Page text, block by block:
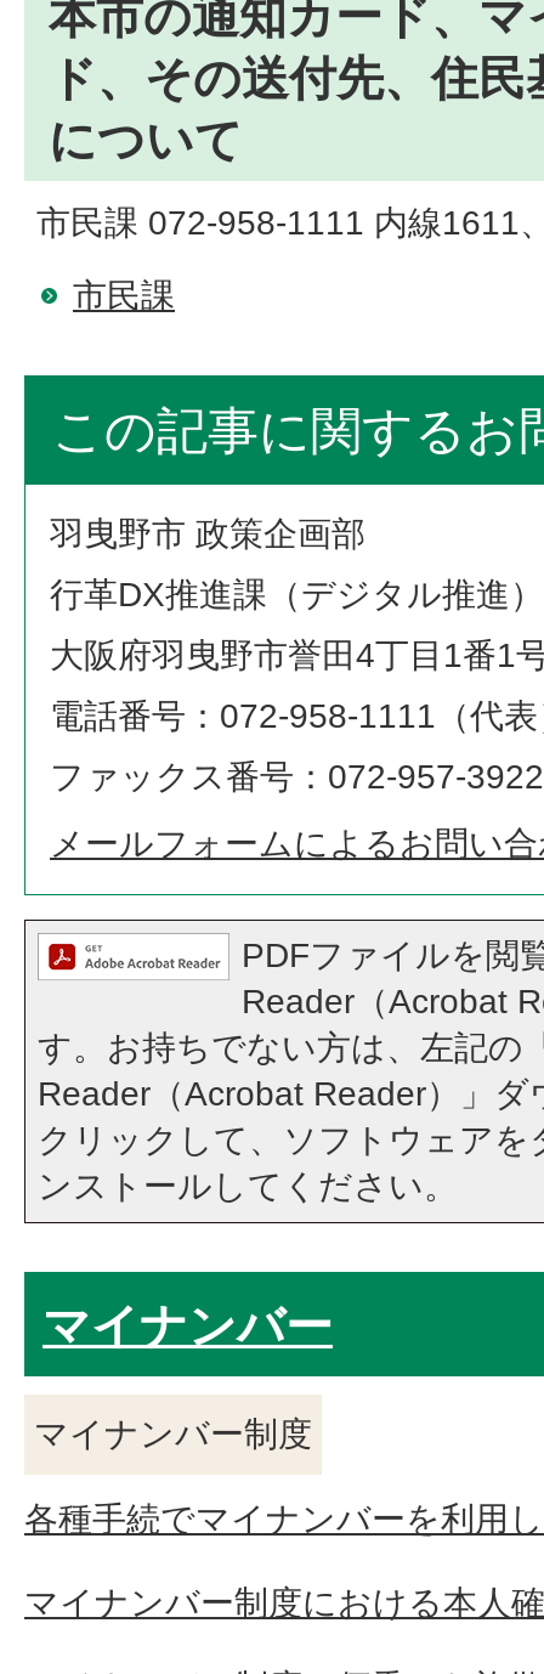
本市の通知カード、
ド、その送付先、住
について
市民課 072-958-1111 内線1611
市民課
この記事に関するお
羽曳野市 政策企画部
行革DX推進課（デジタル推進）
大阪府羽曳野市誉田4丁目1番1
電話番号：072-958-1111（代
ファックス番号：072-957-3922
メールフォームによるお問い
PDFファイルを閲
Reader（Acrobat
す。お持ちでない方は、左記の
Reader（Acrobat Reader）」
クリックして、ソフトウェア
ンストールしてください。
マイナンバー
マイナンバー制度
各種手続でマイナンバーを利用
マイナンバー制度における本人